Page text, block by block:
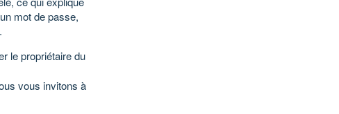
mot de passe,
le propriétaire du
vous invitons à